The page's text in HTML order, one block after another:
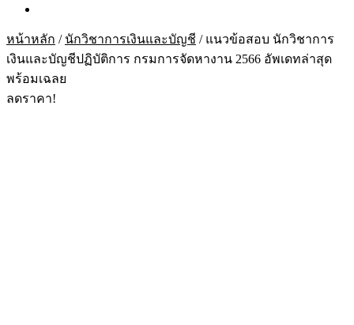
หน้าหลัก / นักวิชาการเงินและบัญชี / แนวข้อสอบ นักวิชาการ
เงินและบัญชีปฏิบัติการ กรมการจัดหางาน 2566 อัพเดทล่าสุด
พร้อมเฉลย
ลดราคา!